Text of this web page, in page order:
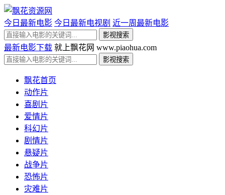
今日最新电影 今日最新电视剧 近一周最新电影
最新电影下载 就上飘花网 www.piaohua.com
飘花首页
动作片
喜剧片
爱情片
科幻片
剧情片
悬疑片
战争片
恐怖片
灾难片